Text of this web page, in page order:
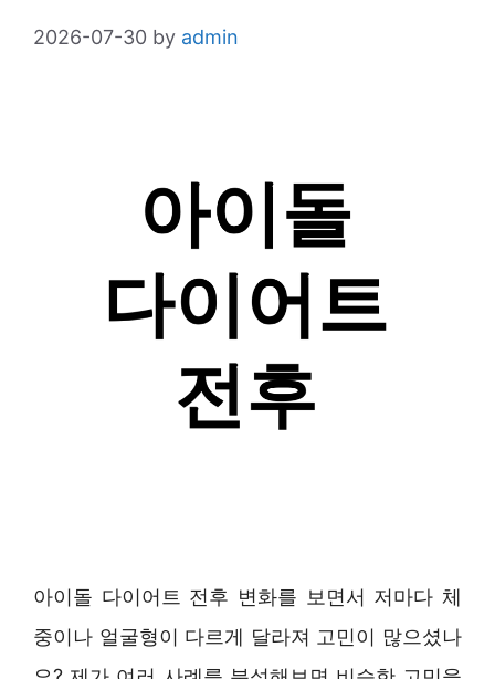
2026-07-30 by admin
아이돌 다이어트 전후 변화를 보면서 저마다 체
중이나 얼굴형이 다르게 달라져 고민이 많으셨나